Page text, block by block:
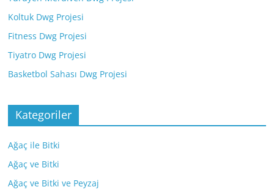
Koltuk Dwg Projesi
Fitness Dwg Projesi
Tiyatro Dwg Projesi
Basketbol Sahası Dwg Projesi
Kategoriler
Ağaç ile Bitki
Ağaç ve Bitki
Ağaç ve Bitki ve Peyzaj